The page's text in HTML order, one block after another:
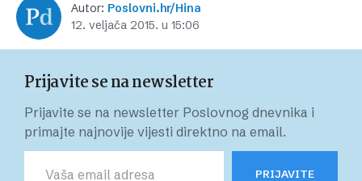
Autor: Poslovni.hr/Hina
12. veljača 2015. u 15:06
Prijavite se na newsletter
Prijavite se na newsletter Poslovnog dnevnika i
primajte najnovije vijesti direktno na email.
PRIJAVITE